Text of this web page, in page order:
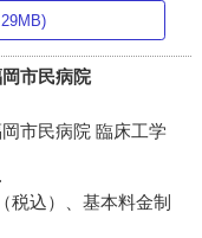
市民病院
市民病院 臨床工学
税込）、基本料金制